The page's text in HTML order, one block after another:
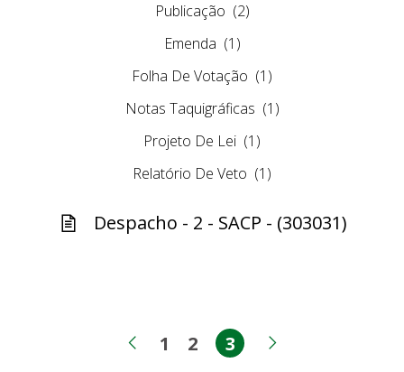
Publicação (2)
Emenda (1)
Folha De Votação (1)
Notas Taquigráficas (1)
Projeto De Lei (1)
Relatório De Veto (1)
Despacho - 2 - SACP - (303031)
Página anterior
Página
1 Página
2 Página
3